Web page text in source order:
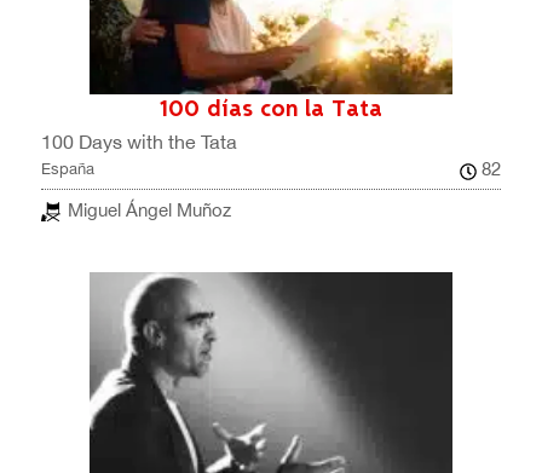
100 días con la Tata
100 Days with the Tata
España
82
Miguel Ángel Muñoz